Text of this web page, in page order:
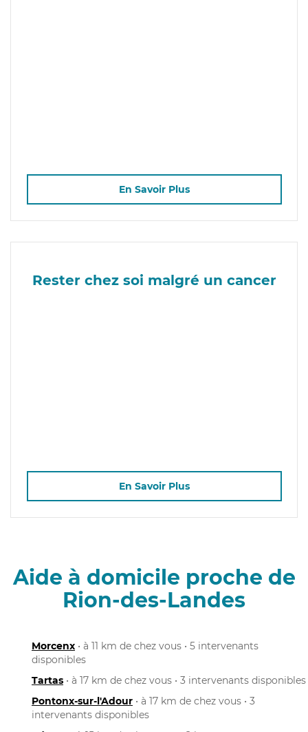
En Savoir Plus
Rester chez soi malgré un cancer
En Savoir Plus
Aide à domicile proche de
Rion-des-Landes
Morcenx • à 11 km de chez vous • 5 intervenants
disponibles
Tartas • à 17 km de chez vous • 3 intervenants disponibles
Pontonx-sur-l'Adour • à 17 km de chez vous • 3
intervenants disponibles